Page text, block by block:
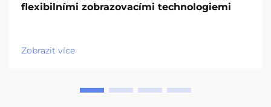
flexibilními zobrazovacími technologiemi
Zobrazit více